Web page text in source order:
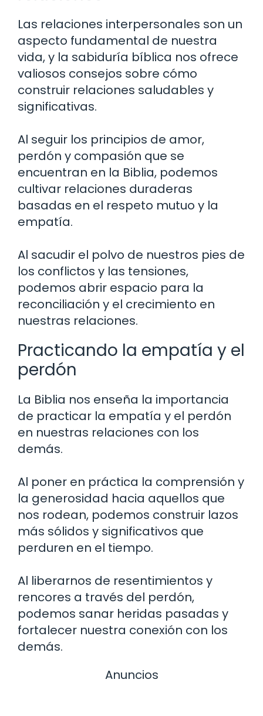
Las relaciones interpersonales son un
aspecto fundamental de nuestra
vida, y la sabiduría bíblica nos ofrece
valiosos consejos sobre cómo
construir relaciones saludables y
significativas.
Al seguir los principios de amor,
perdón y compasión que se
encuentran en la Biblia, podemos
cultivar relaciones duraderas
basadas en el respeto mutuo y la
empatía.
Al sacudir el polvo de nuestros pies de
los conflictos y las tensiones,
podemos abrir espacio para la
reconciliación y el crecimiento en
nuestras relaciones.
Practicando la empatía y el
perdón
La Biblia nos enseña la importancia
de practicar la empatía y el perdón
en nuestras relaciones con los
demás.
Al poner en práctica la comprensión y
la generosidad hacia aquellos que
nos rodean, podemos construir lazos
más sólidos y significativos que
perduren en el tiempo.
Al liberarnos de resentimientos y
rencores a través del perdón,
podemos sanar heridas pasadas y
fortalecer nuestra conexión con los
demás.
Anuncios